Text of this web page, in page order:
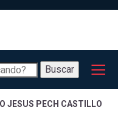
Buscar
JESUS PECH CASTILLO